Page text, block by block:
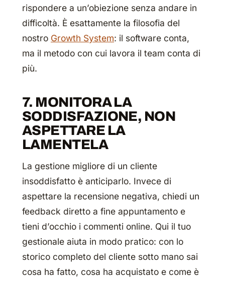
rispondere a un’obiezione senza andare in
difficoltà. È esattamente la filosofia del
nostro Growth System: il software conta,
ma il metodo con cui lavora il team conta di
più.
7. MONITORA LA
SODDISFAZIONE, NON
ASPETTARE LA
LAMENTELA
La gestione migliore di un cliente
insoddisfatto è anticiparlo. Invece di
aspettare la recensione negativa, chiedi un
feedback diretto a fine appuntamento e
tieni d’occhio i commenti online. Qui il tuo
gestionale aiuta in modo pratico: con lo
storico completo del cliente sotto mano sai
cosa ha fatto, cosa ha acquistato e come è